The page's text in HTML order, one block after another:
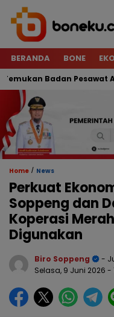
BERANDA BONE
Badan Pesawat ATR
Home / News
Perkuat
Soppeng dan
Koperasi
Digunakan
Biro Soppeng
-
Selasa, 9 Juni 2026 -